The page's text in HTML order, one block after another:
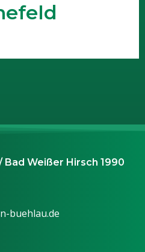
Bad Weißer Hirsch 1990
buehlau.de